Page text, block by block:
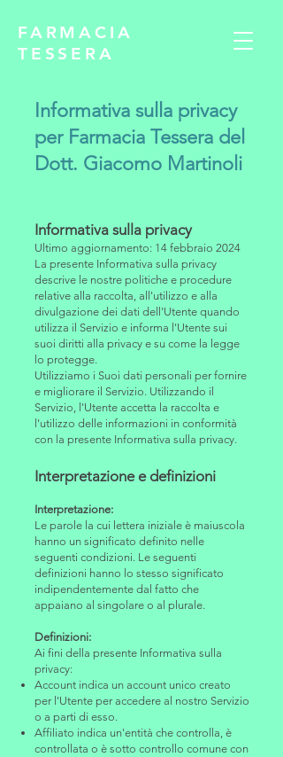
FARMACIA
TESSERA
Informativa sulla privacy
per Farmacia Tessera del
Dott. Giacomo Martinoli
Informativa sulla privacy
Ultimo aggiornamento: 14 febbraio 2024
La presente Informativa sulla privacy
descrive le nostre politiche e procedure
relative alla raccolta, all'utilizzo e alla
divulgazione dei dati dell'Utente quando
utilizza il Servizio e informa l'Utente sui
suoi diritti alla privacy e su come la legge
lo protegge.
Utilizziamo i Suoi dati personali per fornire
e migliorare il Servizio. Utilizzando il
Servizio, l'Utente accetta la raccolta e
l'utilizzo delle informazioni in conformità
con la presente Informativa sulla privacy.
Interpretazione e definizioni
Interpretazione:
Le parole la cui lettera iniziale è maiuscola
hanno un significato definito nelle
seguenti condizioni. Le seguenti
definizioni hanno lo stesso significato
indipendentemente dal fatto che
appaiano al singolare o al plurale.
Definizioni:
Ai fini della presente Informativa sulla
privacy:
Account indica un account unico creato
per l'Utente per accedere al nostro Servizio
o a parti di esso.
Affiliato indica un'entità che controlla, è
controllata o è sotto controllo comune con